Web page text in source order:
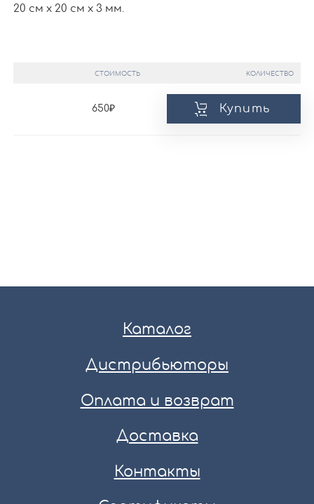
20 см х 20 см х 3 мм.
СТОИМОСТЬ КОЛИЧЕСТВО
650 Купить
Каталог
Дистрибьюторы
Оплата и возврат
Доставка
Контакты